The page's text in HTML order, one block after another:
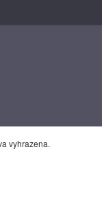
vyhrazena.